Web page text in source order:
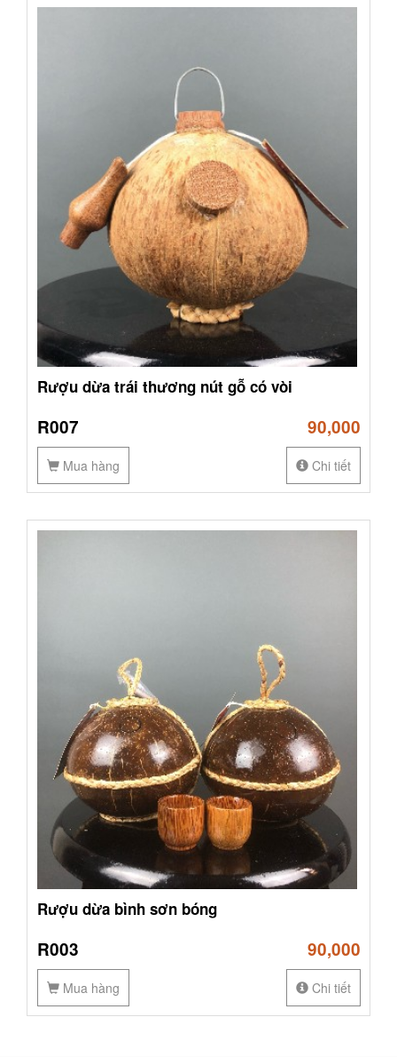
Rượu dừa trái thương nút gỗ có vòi
R007 90,000
Mua hàng Chi tiết
Rượu dừa bình sơn bóng
R003 90,000
Mua hàng Chi tiết